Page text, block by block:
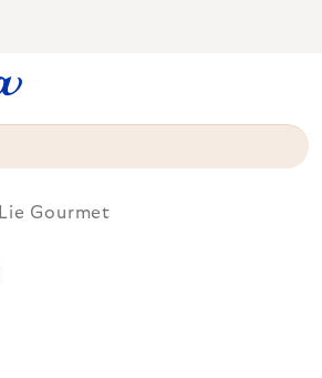
Lie Gourmet